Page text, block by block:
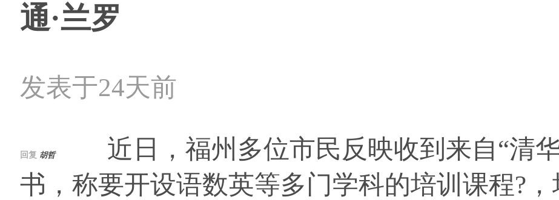
通·兰罗
发表于24天前
回复 胡哲近日，福州多位市民反映收到来自“清华
书，称要开设语数英等多门学科的培训课程?